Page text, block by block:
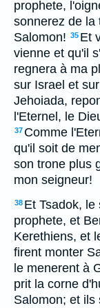
prophete,
sonnerez de la
Salomon! 35 Et
vienne et qu'il
regnera à ma
sur Israel et
Jehoiada,
l'Eternel, le
37 Comme
qu'il soit de
son trone plus
mon seigneur!
38 Et Tsadok,
prophete, et
Kerethiens, et
firent monter
le menerent à
prit la corne
Salomon; et ils